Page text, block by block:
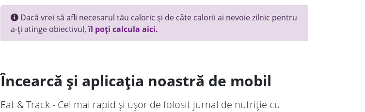
Dacă vrei să afli necesarul tău caloric și de câte calorii ai nevoie zilnic pentru
a-ți atinge obiectivul,îl poți calcula aici.
Încearcă și aplicația noastră de mobil
Eat & Track - Cel mai rapid și ușor de folosit jurnal de nutriție cu